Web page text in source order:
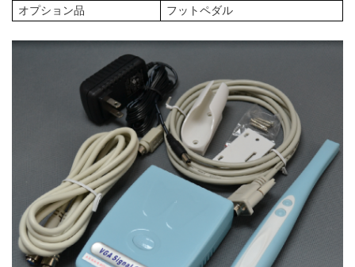
オプション品
フットペダル